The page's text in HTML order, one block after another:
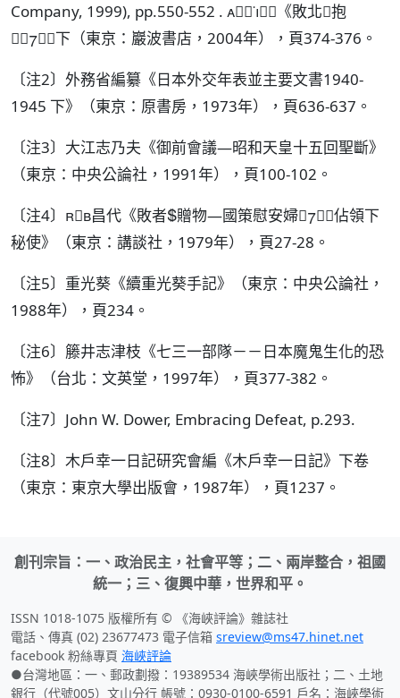
Company, 1999), pp.550-552 . ˙《敗北抱
》下（東京：巖波書店，2004年），頁374-376。
〔注2〕外務省編纂《日本外交年表並主要文書1940-
1945 下》（東京：原書房，1973年），頁636-637。
〔注3〕大江志乃夫《御前會議—昭和天皇十五回聖斷》
（東京：中央公論社，1991年），頁100-102。
〔注4〕昌代《敗者贈物—國策慰安婦佔領下
秘使》（東京：講談社，1979年），頁27-28。
〔注5〕重光葵《續重光葵手記》（東京：中央公論社，
1988年），頁234。
〔注6〕籐井志津枝《七三一部隊－－日本魔鬼生化的恐
怖》（台北：文英堂，1997年），頁377-382。
〔注7〕John W. Dower, Embracing Defeat, p.293.
〔注8〕木戶幸一日記研究會編《木戶幸一日記》下卷
（東京：東京大學出版會，1987年），頁1237。
創刊宗旨：一、政治民主，社會平等；二、兩岸整合，祖國
統一；三、復興中華，世界和平。
ISSN 1018-1075 版權所有 © 《海峽評論》雜誌社
電話、傳真 (02) 23677473 電子信箱 sreview@ms47.hinet.net
facebook 粉絲專頁 海峽評論
●台灣地區：一、郵政劃撥：19389534 海峽學術出版社；二、土地
銀行（代號005）文山分行 帳號：0930-0100-6591 戶名：海峽學術